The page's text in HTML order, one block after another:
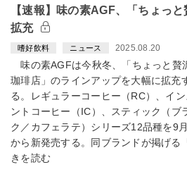
【速報】味の素AGF、「ちょっ
拡充
嗜好飲料 ニュース 2025.08.20
味の素AGFは今秋冬、「ちょっと贅
珈琲店」のラインアップを大幅に拡充
る。レギュラーコーヒー（RC）、イン
ントコーヒー（IC）、スティック（ブ
ク／カフェラテ）シリーズ12品種を9
から新発売する。同ブランドが掲げ
きを読む